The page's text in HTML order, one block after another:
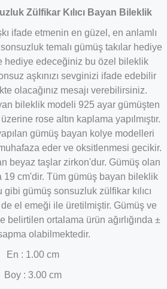
Zülfikar Kılıcı Bayan Bileklik
ifade etmenin en güzel, en anlamlı
temalı gümüş takılar hediye
hediye edeceğiniz bu özel bileklik
aşkınızı sevginizi ifade edebilir
olacağınız mesajı verebilirsiniz.
bileklik modeli 925 ayar gümüşten
rose altın kaplama yapılmıştır.
gümüş bayan kolye modelleri
eder ve oksitlenmesi gecikir.
beyaz taşlar zirkon'dur. Gümüş olan
19 cm'dir. Tüm gümüş bayan bileklik
gümüş sonsuzluk zülfikar kılıcı
el emeği ile üretilmiştir. Gümüş ve
belirtilen ortalama ürün ağırlığında ±
olabilmektedir.
En : 1.00 cm
Boy : 3.00 cm